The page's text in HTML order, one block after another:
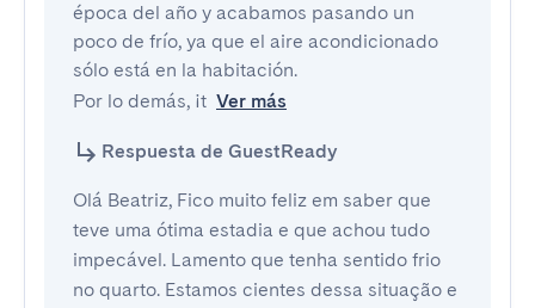
época del año y acabamos pasando un
poco de frío, ya que el aire acondicionado
sólo está en la habitación.
Por lo demás, ¡t Ver más
Respuesta de GuestReady
Olá Beatriz, Fico muito feliz em saber que
teve uma ótima estadia e que achou tudo
impecável. Lamento que tenha sentido frio
no quarto. Estamos cientes dessa situação e